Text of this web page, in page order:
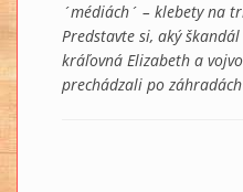
´médiách´ – klebety na
Predstavte si, aký
kráľovná Elizabeth a
prechádzali po